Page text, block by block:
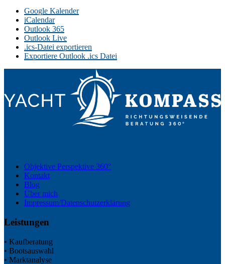
Google Kalender
iCalendar
Outlook 365
Outlook Live
.ics-Datei exportieren
Exportiere Outlook .ics Datei
Objektive Perspektive 360°
Kontakt
Blog
Über mich
Impressum/Datenschutzerklärung
Leistungen
• Kaufberatung
• Bootsauswahl
• Marktanalyse